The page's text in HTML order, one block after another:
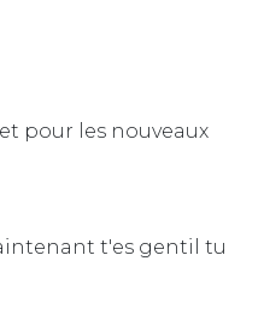
pour les nouveaux
t'es gentil tu